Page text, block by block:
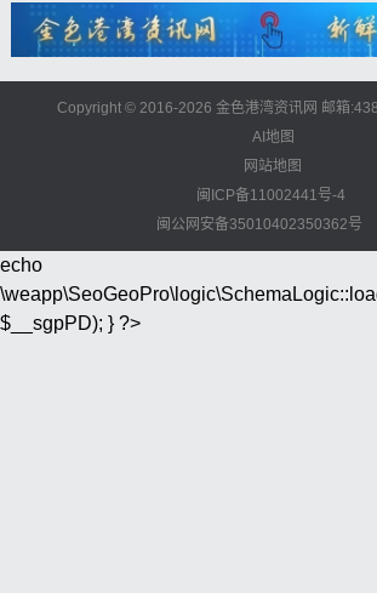
Copyright © 2016-2026 金色港湾资讯网 邮箱
AI地图
网站地图
闽ICP备11002441号-4
闽公网安备35010402350362号
echo
$__sgpPD); } ?>